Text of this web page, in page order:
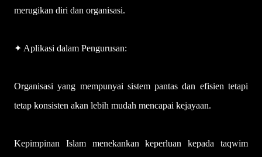
merugikan diri dan organisasi.
✦ Aplikasi dalam Pengurusan:
Organisasi yang mempunyai sistem pantas dan efisien tetapi
tetap konsisten akan lebih mudah mencapai kejayaan.
Kepimpinan Islam menekankan keperluan kepada taqwim